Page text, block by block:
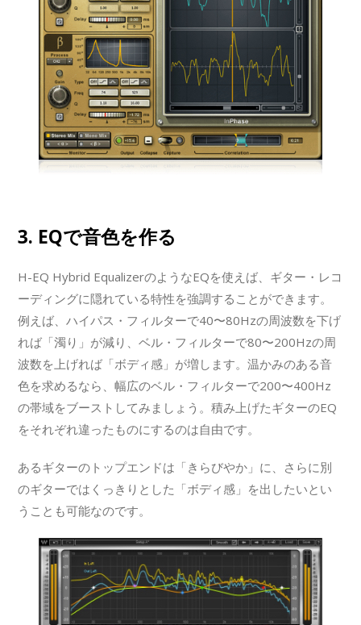
3. EQで音色を作る
H-EQ Hybrid EqualizerのようなEQを使えば、ギター・レコ
ーディングに隠れている特性を強調することができます。
例えば、ハイパス・フィルターで40〜80Hzの周波数を下げ
れば「濁り」が減り、ベル・フィルターで80〜200Hzの周
波数を上げれば「ボディ感」が増します。温かみのある音
色を求めるなら、幅広のベル・フィルターで200〜400Hz
の帯域をブーストしてみましょう。積み上げたギターのEQ
をそれぞれ違ったものにするのは自由です。
あるギターのトップエンドは「きらびやか」に、さらに別
のギターではくっきりとした「ボディ感」を出したいとい
うことも可能なのです。